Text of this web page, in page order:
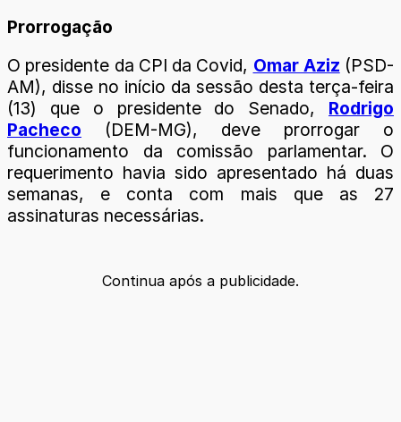
Prorrogação
O presidente da CPI da Covid, Omar Aziz (PSD-
AM), disse no início da sessão desta terça-feira
(13) que o presidente do Senado, Rodrigo
Pacheco (DEM-MG), deve prorrogar o
funcionamento da comissão parlamentar. O
requerimento havia sido apresentado há duas
semanas, e conta com mais que as 27
assinaturas necessárias.
Continua após a publicidade.